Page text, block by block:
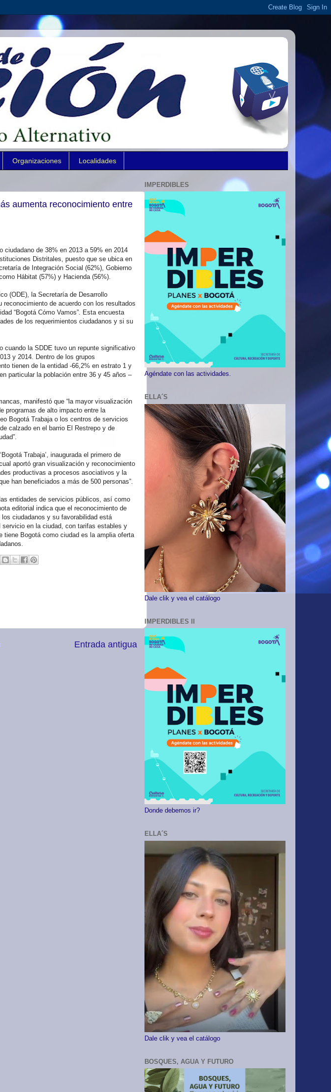
Organizaciones Localidades
aumenta reconocimiento entre
ciudadano de 38% en 2013 a 59% en 2014
Distritales, puesto que se ubica en
de Integración Social (62%), Gobierno
Hábitat (57%) y Hacienda (56%).
(ODE), la Secretaría de Desarrollo
de acuerdo con los resultados
“Bogotá Cómo Vamos”. Esta encuesta
de los requerimientos ciudadanos y si su
cuando la SDDE tuvo un repunte significativo
y 2014. Dentro de los grupos
tienen de la entidad -66,2% en estrato 1 y
particular la población entre 36 y 45 años –
manifestó que “la mayor visualización
programas de alto impacto entre la
Bogotá Trabaja o los centros de servicios
calzado en el barrio El Restrepo y de
Trabaja’, inaugurada el primero de
aportó gran visualización y reconocimiento
productivas a procesos asociativos y la
han beneficiados a más de 500 personas”.
entidades de servicios públicos, así como
editorial indica que el reconocimiento de
ciudadanos y su favorabilidad está
servicio en la ciudad, con tarifas estables y
Bogotá como ciudad es la amplia oferta
Entrada antigua
IMPERDIBLES
Agéndate con las actividades.
ELLA´S
Dale clik y vea el catálogo
IMPERDIBLES II
Donde debemos ir?
ELLA´S
Dale clik y vea el catálogo
BOSQUES, AGUA Y FUTURO